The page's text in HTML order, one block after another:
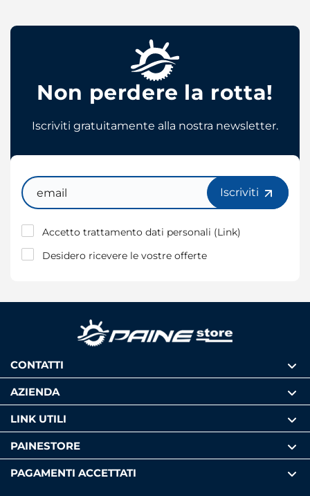
Non perdere la rotta!
Iscriviti gratuitamente alla nostra newsletter.
Email
Iscriviti
Accetto trattamento dati personali (Link)
Desidero ricevere le vostre offerte
CONTATTI
AZIENDA
LINK UTILI
PAINESTORE
PAGAMENTI ACCETTATI